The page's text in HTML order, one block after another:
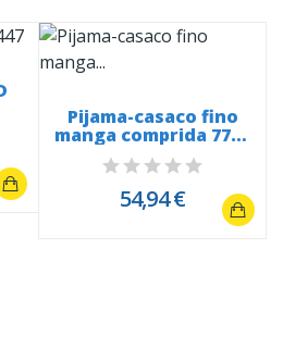
Pijama-casaco fino
manga comprida 7775
Riscas...
54,94 €